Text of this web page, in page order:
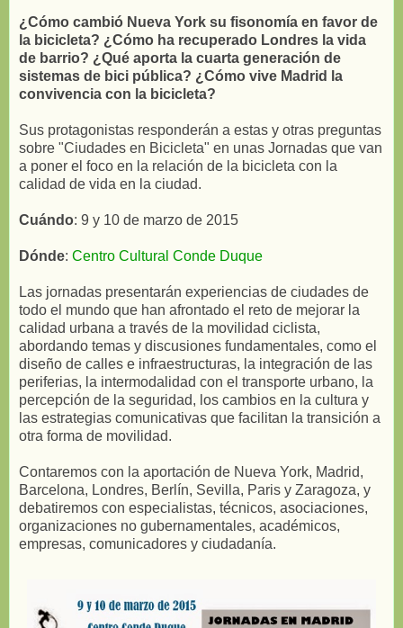
¿Cómo cambió Nueva York su fisonomía en favor de
la bicicleta? ¿Cómo ha recuperado Londres la vida
de barrio? ¿Qué aporta la cuarta generación de
sistemas de bici pública? ¿Cómo vive Madrid la
convivencia con la bicicleta?
Sus protagonistas responderán a estas y otras preguntas
sobre "Ciudades en Bicicleta" en unas Jornadas que van
a poner el foco en la relación de la bicicleta con la
calidad de vida en la ciudad.
Cuándo: 9 y 10 de marzo de 2015
Dónde: Centro Cultural Conde Duque
Las jornadas presentarán experiencias de ciudades de
todo el mundo que han afrontado el reto de mejorar la
calidad urbana a través de la movilidad ciclista,
abordando temas y discusiones fundamentales, como el
diseño de calles e infraestructuras, la integración de las
periferias, la intermodalidad con el transporte urbano, la
percepción de la seguridad, los cambios en la cultura y
las estrategias comunicativas que facilitan la transición a
otra forma de movilidad.
Contaremos con la aportación de Nueva York, Madrid,
Barcelona, Londres, Berlín, Sevilla, Paris y Zaragoza, y
debatiremos con especialistas, técnicos, asociaciones,
organizaciones no gubernamentales, académicos,
empresas, comunicadores y ciudadanía.